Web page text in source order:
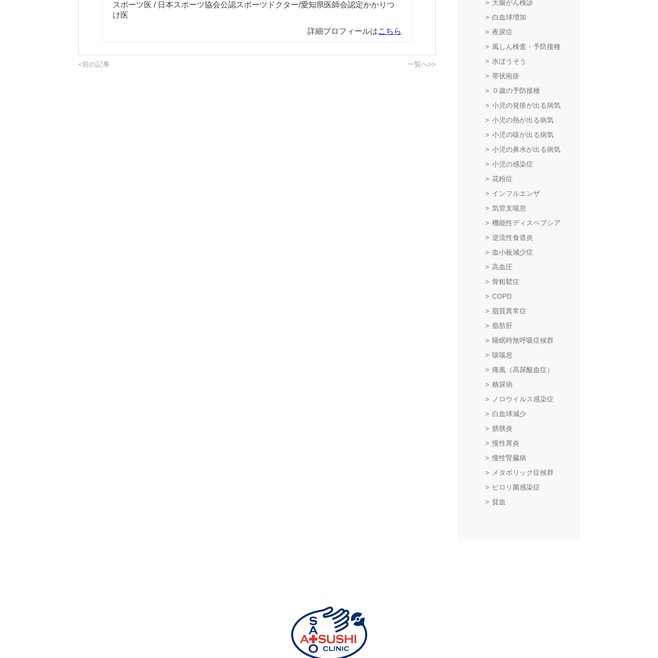
スポーツ医 / 日本スポーツ協会公認スポーツドクター/愛知県医師会認定かかりつ
け医
詳細プロフィールはこちら
<前の記事 一覧へ>>
大腸がん検診
白血球増加
夜尿症
風しん検査・予防接種
水ぼうそう
帯状疱疹
０歳の予防接種
小児の発疹が出る病気
小児の熱が出る病気
小児の咳が出る病気
小児の鼻水が出る病気
小児の感染症
花粉症
インフルエンザ
気管支喘息
機能性ディスペプシア
逆流性食道炎
血小板減少症
高血圧
骨粗鬆症
COPD
脂質異常症
脂肪肝
睡眠時無呼吸症候群
咳喘息
痛風（高尿酸血症）
糖尿病
ノロウイルス感染症
白血球減少
膀胱炎
慢性胃炎
慢性腎臓病
メタボリック症候群
ピロリ菌感染症
貧血